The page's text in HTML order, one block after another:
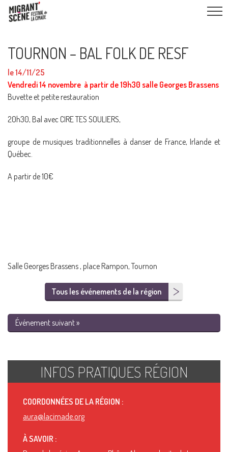
TOURNON – BAL FOLK DE RESF
le 14/11/25
Vendredi 14 novembre à partir de 19h30 salle Georges Brassens
Buvette et petite restauration
20h30, Bal avec CIRE TES SOULIERS,
groupe de musiques traditionnelles à danser de France, Irlande et
Québec.
A partir de 10€
Salle Georges Brassens , place Rampon, Tournon
Tous les événements de la région
Événement suivant »
INFOS PRATIQUES RÉGION
COORDONNÉES DE LA RÉGION :
aura@lacimade.org
À SAVOIR :